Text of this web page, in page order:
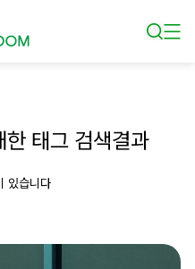
한 태그 검색결과
있습니다